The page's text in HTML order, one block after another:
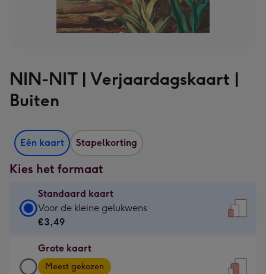
NIN-NIT | Verjaardagskaart |
Buiten
Eén kaart Stapelkorting
Kies het formaat
Standaard kaart
Standaard
kaart
€3,49
-
Voor de kleine gelukwens
€3,49
Grote kaart
Grote
Meest gekozen